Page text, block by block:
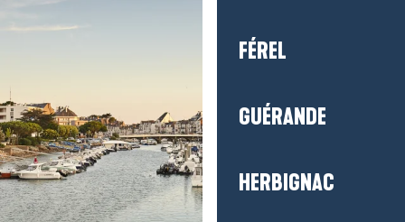
FÉREL
GUÉRANDE
HERBIGNAC